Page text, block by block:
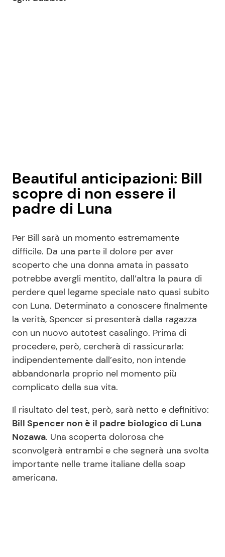
Beautiful anticipazioni: Bill
scopre di non essere il
padre di Luna
Per Bill sarà un momento estremamente
difficile. Da una parte il dolore per aver
scoperto che una donna amata in passato
potrebbe avergli mentito, dall’altra la paura di
perdere quel legame speciale nato quasi subito
con Luna. Determinato a conoscere finalmente
la verità, Spencer si presenterà dalla ragazza
con un nuovo autotest casalingo. Prima di
procedere, però, cercherà di rassicurarla:
indipendentemente dall’esito, non intende
abbandonarla proprio nel momento più
complicato della sua vita.
Il risultato del test, però, sarà netto e definitivo:
Bill Spencer non è il padre biologico di Luna
Nozawa. Una scoperta dolorosa che
sconvolgerà entrambi e che segnerà una svolta
importante nelle trame italiane della soap
americana.